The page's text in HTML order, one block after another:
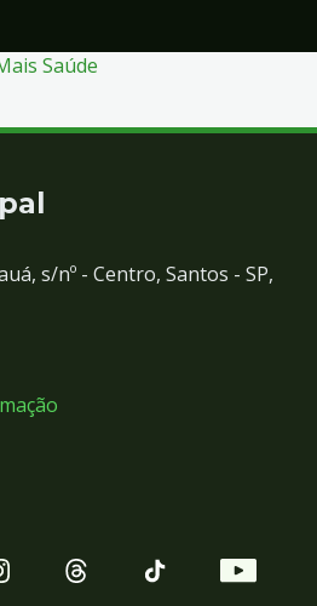
Saúde
s/nº - Centro, Santos - SP,